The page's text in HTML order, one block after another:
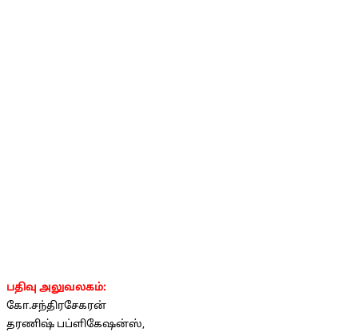
பதிவு அலுவலகம்:
கோ.சந்திரசேகரன்
தரணிஷ் பப்ளிகேஷன்ஸ்,